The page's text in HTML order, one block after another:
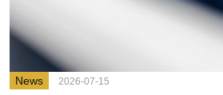
News 2026-07-15